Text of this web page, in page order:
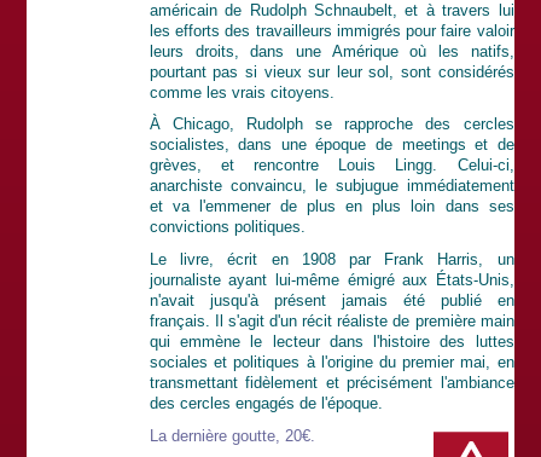
américain de Rudolph Schnaubelt, et à travers lui
les efforts des travailleurs immigrés pour faire valoir
leurs droits, dans une Amérique où les natifs,
pourtant pas si vieux sur leur sol, sont considérés
comme les vrais citoyens.
À Chicago, Rudolph se rapproche des cercles
socialistes, dans une époque de meetings et de
grèves, et rencontre Louis Lingg. Celui-ci,
anarchiste convaincu, le subjugue immédiatement
et va l'emmener de plus en plus loin dans ses
convictions politiques.
Le livre, écrit en 1908 par Frank Harris, un
journaliste ayant lui-même émigré aux États-Unis,
n'avait jusqu'à présent jamais été publié en
français. Il s'agit d'un récit réaliste de première main
qui emmène le lecteur dans l'histoire des luttes
sociales et politiques à l'origine du premier mai, en
transmettant fidèlement et précisément l'ambiance
des cercles engagés de l'époque.
La dernière goutte, 20€.